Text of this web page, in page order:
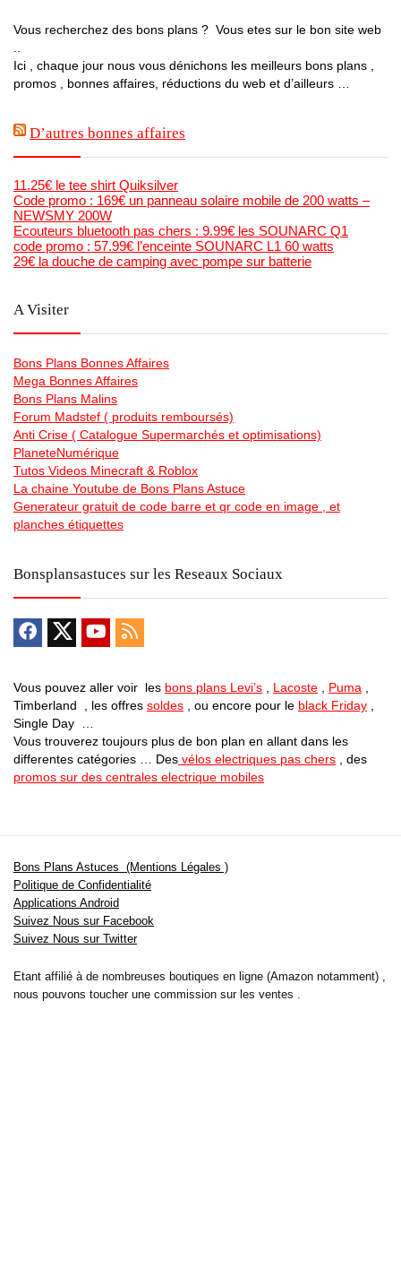
Vous recherchez des bons plans ? Vous etes sur le bon site web
Ici , chaque jour nous vous dénichons les meilleurs bons plans ,
promos , bonnes affaires, réductions du web et d’ailleurs …
D’autres bonnes affaires
11.25€ le tee shirt Quiksilver
Code promo : 169€ un panneau solaire mobile de 200 watts –
NEWSMY 200W
Ecouteurs bluetooth pas chers : 9.99€ les SOUNARC Q1
code promo : 57.99€ l’enceinte SOUNARC L1 60 watts
29€ la douche de camping avec pompe sur batterie
A Visiter
Bons Plans Bonnes Affaires
Mega Bonnes Affaires
Bons Plans Malins
Forum Madstef ( produits remboursés)
Anti Crise ( Catalogue Supermarchés et optimisations)
PlaneteNumérique
Tutos Videos Minecraft & Roblox
La chaine Youtube de Bons Plans Astuce
Generateur gratuit de code barre et qr code en image , et
planches étiquettes
Bonsplansastuces sur les Reseaux Sociaux
Vous pouvez aller voir les bons plans Levi’s Lacoste Puma
Timberland , les offres soldes , ou encore pour le black Friday
Single Day …
Vous trouverez toujours plus de bon plan en allant dans les
differentes catégories … Des vélos electriques pas chers , des
promos sur des centrales electrique mobiles
Bons Plans Astuces (Mentions Légales )
Politique de Confidentialité
Applications Android
Suivez Nous sur Facebook
Suivez Nous sur Twitter
Etant affilié à de nombreuses boutiques en ligne (Amazon notamment) ,
nous pouvons toucher une commission sur les ventes .